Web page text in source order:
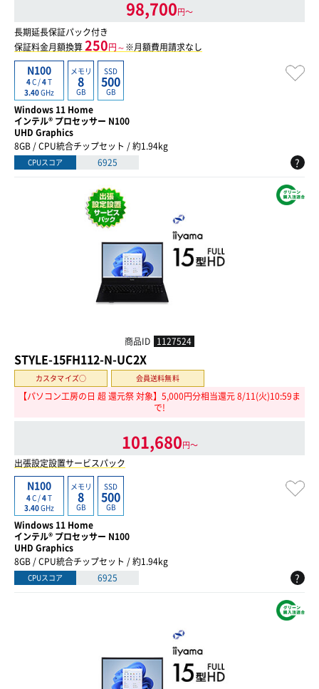
98,700円〜
長期延長保証パック付き
保証料金月額換算250円～※月額費用請求なし
N100
4C /4T
3.40GHz
メモリ
8
GB
SSD
500
GB
Windows 11 Home
インテル® プロセッサー N100
UHD Graphics
8GB / CPU統合チップセット / 約1.94kg
CPUスコア 6925 ?
商品ID 1127524
STYLE-15FH112-N-UC2X
カスタマイズ○ 会員送料無料
【パソコン工房の日 超 還元祭 対象】5,000円分相当還元 8/11(火)10:59ま
で!
101,680円〜
出張設定設置サービスパック
N100
4C /4T
3.40GHz
メモリ
8
GB
SSD
500
GB
Windows 11 Home
インテル® プロセッサー N100
UHD Graphics
8GB / CPU統合チップセット / 約1.94kg
CPUスコア 6925 ?